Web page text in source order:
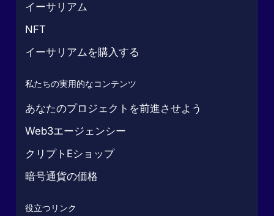
イーサリアム
NFT
イーサリアムを購入する
私たちの実用的なコンテンツ
あなたのプロジェクトを前進させよう
Web3エージェンシー
クリプトEショップ
暗号通貨の価格
役立つリンク